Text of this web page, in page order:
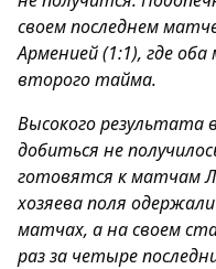
своем последнем
Арменией (1:1), где
второго тайма.
Высокого результата
добиться не
готовятся к матчам
хозяева поля
матчах, а на своем
раз за четыре